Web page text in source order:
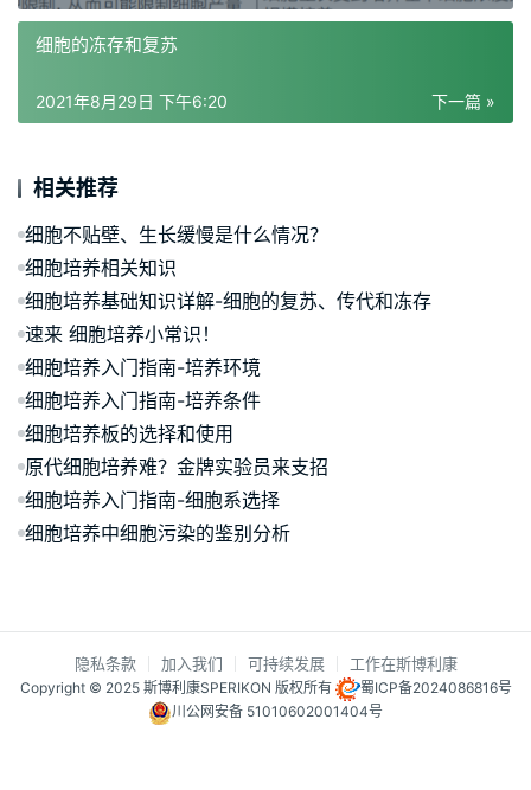
细胞的冻存和复苏
下一篇 »
2021年8月29日 下午6:20
相关推荐
细胞不贴壁、生长缓慢是什么情况？
细胞培养相关知识
细胞培养基础知识详解-细胞的复苏、传代和冻存
速来 细胞培养小常识！
细胞培养入门指南-培养环境
细胞培养入门指南-培养条件
细胞培养板的选择和使用
原代细胞培养难？金牌实验员来支招
细胞培养入门指南-细胞系选择
细胞培养中细胞污染的鉴别分析
隐私条款 加入我们 可持续发展 工作在斯博利康
Copyright © 2025 斯博利康SPERIKON 版权所有
蜀ICP备2024086816号
川公网安备 51010602001404号